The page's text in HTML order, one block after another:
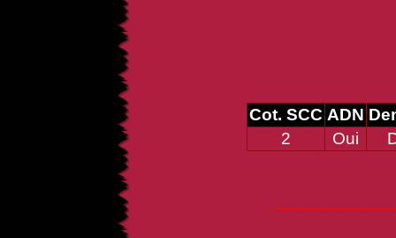
Cot. SCC ADN
2
Oui